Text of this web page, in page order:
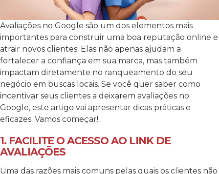
Avaliações no Google são um dos elementos mais
importantes para construir uma boa reputação online e
atrair novos clientes. Elas não apenas ajudam a
fortalecer a confiança em sua marca, mas também
impactam diretamente no ranqueamento do seu
negócio em buscas locais. Se você quer saber como
incentivar seus clientes a deixarem avaliações no
Google, este artigo vai apresentar dicas práticas e
eficazes. Vamos começar!
1. FACILITE O ACESSO AO LINK DE
AVALIAÇÕES
Uma das razões mais comuns pelas quais os clientes não